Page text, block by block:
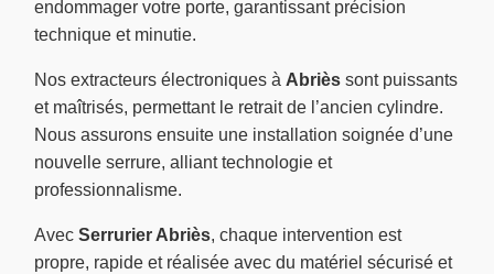
endommager votre porte, garantissant précision
technique et minutie.
Nos extracteurs électroniques à Abriès sont puissants
et maîtrisés, permettant le retrait de l’ancien cylindre.
Nous assurons ensuite une installation soignée d’une
nouvelle serrure, alliant technologie et
professionnalisme.
Avec Serrurier Abriès, chaque intervention est
propre, rapide et réalisée avec du matériel sécurisé et